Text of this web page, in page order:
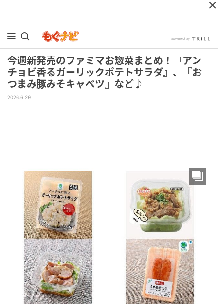
今週新発売のファミマお惣菜まとめ！『アン
チョビ香るガーリックポテトサラダ』、『お
つまみ豚みそキャベツ』など♪
2026.6.29